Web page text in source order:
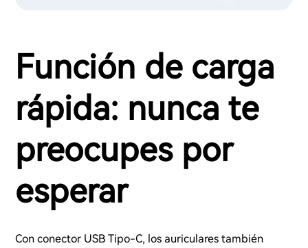
Función de carga
rápida: nunca te
preocupes por
esperar
Con conector USB Tipo-C, los auriculares también